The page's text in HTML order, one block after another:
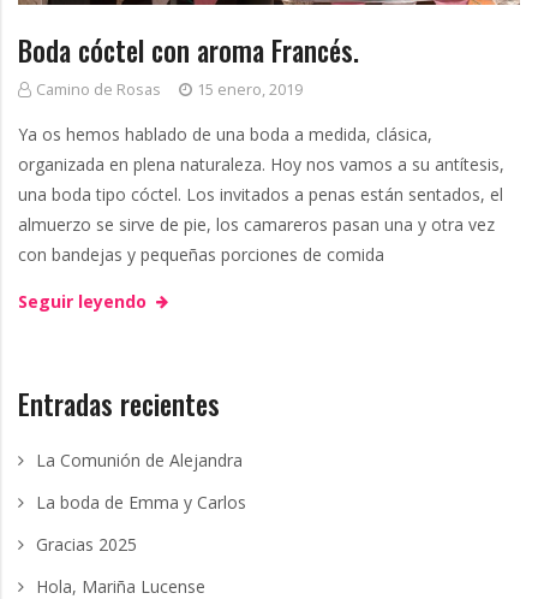
g
g
n
e
Boda cóctel con aroma Francés.
Camino de Rosas 15 enero, 2019
Ya os hemos hablado de una boda a medida, clásica,
organizada en plena naturaleza. Hoy nos vamos a su antítesis,
una boda tipo cóctel. Los invitados a penas están sentados, el
almuerzo se sirve de pie, los camareros pasan una y otra vez
con bandejas y pequeñas porciones de comida
Seguir leyendo
Entradas recientes
La Comunión de Alejandra
La boda de Emma y Carlos
Gracias 2025
Hola, Mariña Lucense